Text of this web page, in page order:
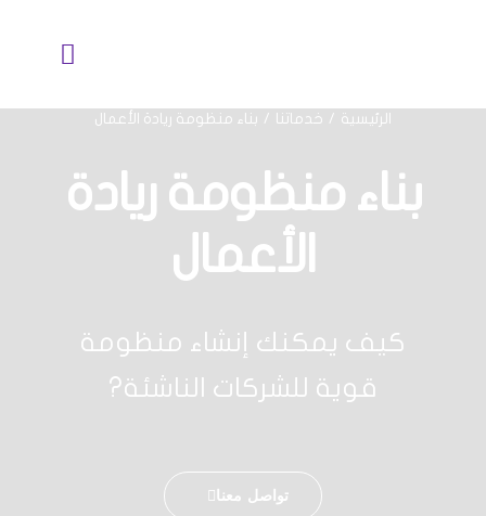
نبذة عنا
خدماتنا
أكاديمية SLC
الرئيسية خدماتنا بناء منظومة ريادة الأعمال
بناء منظومة ريادة
الأعمال
كيف يمكنك إنشاء منظومة
قوية للشركات الناشئة?
تواصل معنا